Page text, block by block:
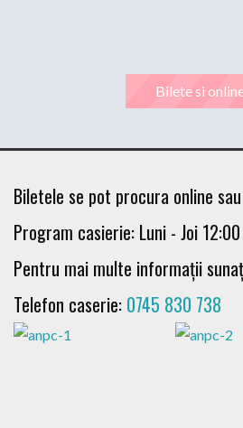
Bilete si
Ma 15 sep
Biletele se pot procura online
Program casierie: Luni - Joi
Pentru mai multe informații
Telefon caserie: 0745 830 738